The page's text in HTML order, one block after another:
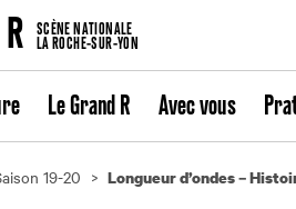
SCÈNE NATIONALE
LA ROCHE-SUR-YON
Le Grand R Avec vous
19-20 Longueur d’ondes –